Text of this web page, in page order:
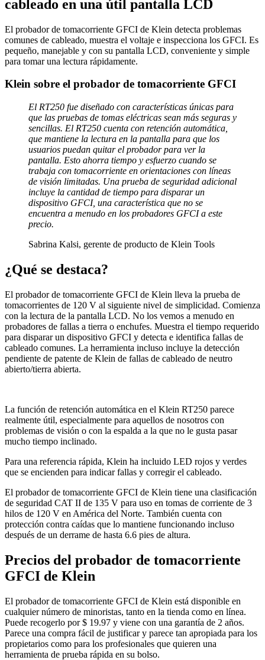
cableado en una útil pantalla LCD
El probador de tomacorriente GFCI de Klein detecta problemas
comunes de cableado, muestra el voltaje e inspecciona los GFCI. Es
pequeño, manejable y con su pantalla LCD, conveniente y simple
para tomar una lectura rápidamente.
Klein sobre el probador de tomacorriente GFCI
El RT250 fue diseñado con características únicas para
que las pruebas de tomas eléctricas sean más seguras y
sencillas. El RT250 cuenta con retención automática,
que mantiene la lectura en la pantalla para que los
usuarios puedan quitar el probador para ver la
pantalla. Esto ahorra tiempo y esfuerzo cuando se
trabaja con tomacorriente en orientaciones con líneas
de visión limitadas. Una prueba de seguridad adicional
incluye la cantidad de tiempo para disparar un
dispositivo GFCI, una característica que no se
encuentra a menudo en los probadores GFCI a este
precio.
Sabrina Kalsi, gerente de producto de Klein Tools
¿Qué se destaca?
El probador de tomacorriente GFCI de Klein lleva la prueba de
tomacorrientes de 120 V al siguiente nivel de simplicidad. Comienza
con la lectura de la pantalla LCD. No los vemos a menudo en
probadores de fallas a tierra o enchufes. Muestra el tiempo requerido
para disparar un dispositivo GFCI y detecta e identifica fallas de
cableado comunes. La herramienta incluso incluye la detección
pendiente de patente de Klein de fallas de cableado de neutro
abierto/tierra abierta.
La función de retención automática en el Klein RT250 parece
realmente útil, especialmente para aquellos de nosotros con
problemas de visión o con la espalda a la que no le gusta pasar
mucho tiempo inclinado.
Para una referencia rápida, Klein ha incluido LED rojos y verdes
que se encienden para indicar fallas y corregir el cableado.
El probador de tomacorriente GFCI de Klein tiene una clasificación
de seguridad CAT II de 135 V para uso en tomas de corriente de 3
hilos de 120 V en América del Norte. También cuenta con
protección contra caídas que lo mantiene funcionando incluso
después de un derrame de hasta 6.6 pies de altura.
Precios del probador de tomacorriente
GFCI de Klein
El probador de tomacorriente GFCI de Klein está disponible en
cualquier número de minoristas, tanto en la tienda como en línea.
Puede recogerlo por $ 19.97 y viene con una garantía de 2 años.
Parece una compra fácil de justificar y parece tan apropiada para los
propietarios como para los profesionales que quieren una
herramienta de prueba rápida en su bolso.